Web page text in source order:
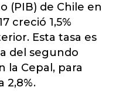
(PIB) de Chile en
creció 1,5%
Esta tasa es
del segundo
la Cepal, para
2,8%.